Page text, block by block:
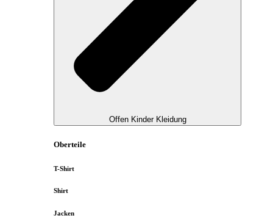
Offen Kinder Kleidung
Oberteile
T-Shirt
Shirt
Jacken